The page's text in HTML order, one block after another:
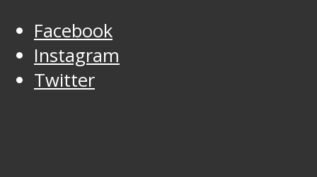
Facebook
Instagram
Twitter